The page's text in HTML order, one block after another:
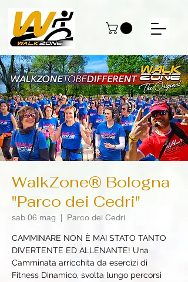
WalkZone® Bologna
"Parco dei Cedri"
sab 06 mag
  |
Parco dei Cedri
CAMMINARE NON È MAI STATO TANTO
DIVERTENTE ED ALLENANTE! Una
Camminata arricchita da esercizi di
Fitness Dinamico, svolta lungo percorsi